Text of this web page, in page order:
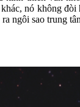
nó không đòi
ngôi sao trung